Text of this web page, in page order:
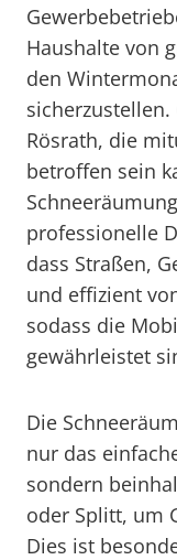
Haushalte von
den
Rösrath, die
betroffen sein
professionelle
dass Straßen,
und effizient
sodass die
gewährleistet
Die
nur das
sondern
oder Splitt, um
Dies ist